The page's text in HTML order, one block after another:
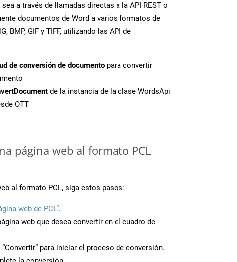
a través de llamadas directas a la API REST o
documentos de Word a varios formatos de
BMP, GIF y TIFF, utilizando las API de
de conversión de documento para convertir
de la instancia de la clase WordsApi
OTT
página web al formato PCL
al formato PCL, siga estos pasos:
web de PCL”.
web que desea convertir en el cuadro de
para iniciar el proceso de conversión.